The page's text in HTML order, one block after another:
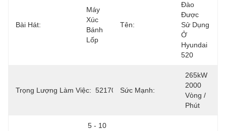
Bài Hát:
Máy
Xúc
Bánh
Lốp
Tên:
Đào
Được
Sử Dụng
Ở
Hyundai
520
Trọng Lượng Làm Việc: 52170KGSức Mạnh:
265kW
2000
Vòng /
Phút
5 - 10